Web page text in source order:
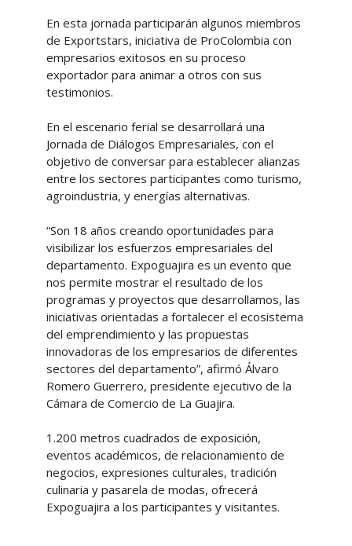
En esta jornada participarán algunos miembros
de Exportstars, iniciativa de ProColombia con
empresarios exitosos en su proceso
exportador para animar a otros con sus
testimonios.
En el escenario ferial se desarrollará una
Jornada de Diálogos Empresariales, con el
objetivo de conversar para establecer alianzas
entre los sectores participantes como turismo,
agroindustria, y energías alternativas.
“Son 18 años creando oportunidades para
visibilizar los esfuerzos empresariales del
departamento. Expoguajira es un evento que
nos permite mostrar el resultado de los
programas y proyectos que desarrollamos, las
iniciativas orientadas a fortalecer el ecosistema
del emprendimiento y las propuestas
innovadoras de los empresarios de diferentes
sectores del departamento”, afirmó Álvaro
Romero Guerrero, presidente ejecutivo de la
Cámara de Comercio de La Guajira.
1.200 metros cuadrados de exposición,
eventos académicos, de relacionamiento de
negocios, expresiones culturales, tradición
culinaria y pasarela de modas, ofrecerá
Expoguajira a los participantes y visitantes.